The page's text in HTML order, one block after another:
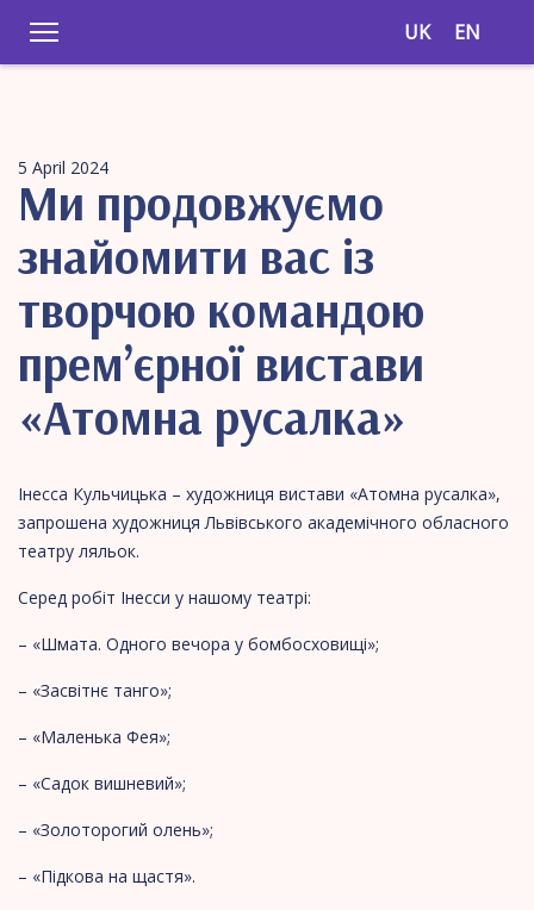
UK EN
5 April 2024
Ми продовжуємо
знайомити вас із
творчою командою
прем’єрної вистави
«Атомна русалка»
Інесса Кульчицька – художниця вистави «Атомна русалка»,
запрошена художниця Львівського академічного обласного
театру ляльок.
Серед робіт Інесси у нашому театрі:
– «Шмата. Одного вечора у бомбосховищі»;
– «Засвітнє танго»;
– «Маленька Фея»;
– «Садок вишневий»;
– «Золоторогий олень»;
– «Підкова на щастя».